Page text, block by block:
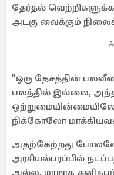
தேர்தல்
அடகு வைக்கும்
"ஒரு தேசத்தின்
பலத்தில் இல்லை,
நிக்கோலோ
அதற்கேற்றது
அரசியல்பரப்பில்
அல்ல, மாறாக